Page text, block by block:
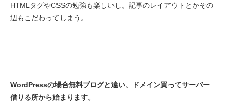
HTMLタグやCSSの勉強も楽しいし。記事のレイアウトとかその
辺もこだわってしまう。
WordPressの場合無料ブログと違い、ドメイン買ってサーバー
借りる所から始まります。